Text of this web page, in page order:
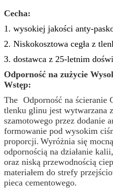
Cecha:
1. wysokiej jakości anty-
2. Niskokosztowa cegła z
3. dostawca z 25-letnim
Odporność na zużycie
Wstęp:
The Odporność na ścieranie
tlenku glinu jest wytwarzana
szamotowego przez dodanie
formowanie pod wysokim
proporcji. Wyróżnia się
odpornością na działanie
oraz niską przewodnością
materiałem do strefy
pieca cementowego.